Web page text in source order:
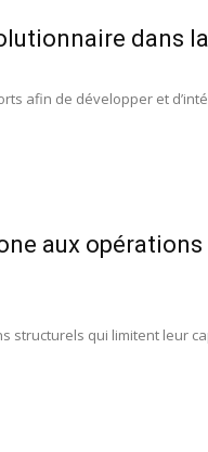
dans
afin de développer et
aux opérations
qui limitent leur